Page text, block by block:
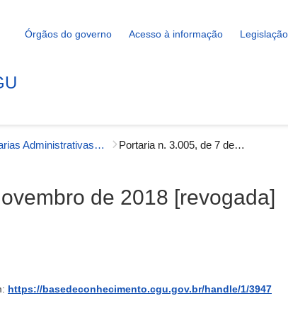
Órgãos do governo Acesso à informação Legislação
Portarias Administrativas - Gestão Interna Portaria n. 3.005, de 7 de novembro de 2018 [revogada]
de 2018 [revogada]
https://basedeconhecimento.cgu.gov.br/handle/1/3947